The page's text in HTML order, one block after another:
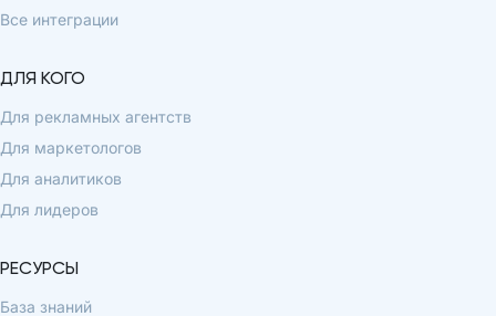
Все интеграции
ДЛЯ КОГО
Для рекламных агентств
Для маркетологов
Для аналитиков
Для лидеров
РЕСУРСЫ
База знаний